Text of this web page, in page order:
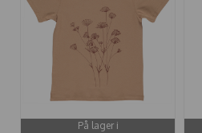
På lager i